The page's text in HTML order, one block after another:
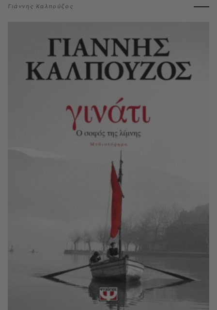
Γιάννης Καλπούζος